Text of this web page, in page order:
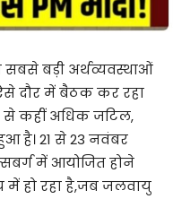
सबसे बड़ी अर्थव्यवस्थाओं
दौर में बैठक कर रहा
से कहीं अधिक जटिल,
है। 21 से 23 नवंबर
में आयोजित होने
हो रहा है,जब जलवायु